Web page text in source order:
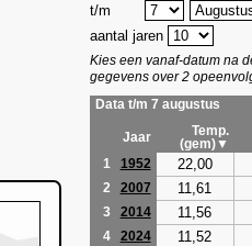
t/m
aantal jaren
Kies een vanaf-datum na
gegevens over 2
Data t/m 7 augustus
Jaar
Temp.
(gem)▼
1
1952 22,00
2 2007 11,61
3 2014 11,56
4 2024 11,52